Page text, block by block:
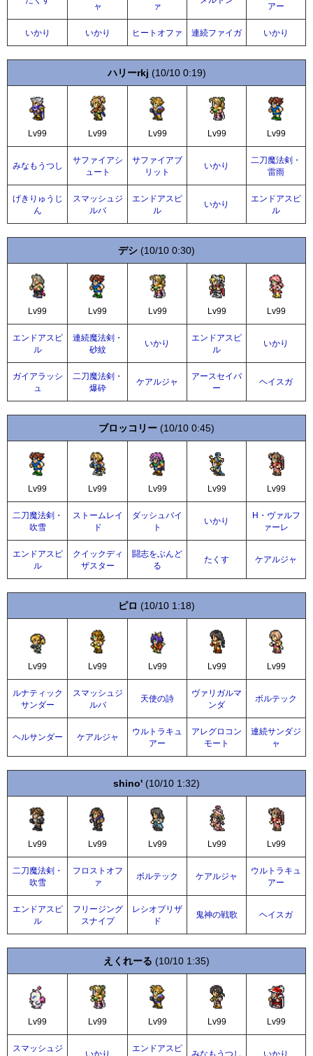
ャ
ァ
アー
いかり いかり ヒートオファ 連続ファイガ いかり
ハリーrkj (10/10 0:19)
Lv99 Lv99 Lv99 Lv99 Lv99
みなもうつし
サファイアシ
ュート
サファイアブ
リット
いかり
二刀魔法剣・
雷雨
げきりゅうじ
ん
スマッシュジ
ルバ
エンドアスピ
ル
いかり
エンドアスピ
ル
デシ (10/10 0:30)
Lv99 Lv99 Lv99 Lv99 Lv99
エンドアスピ
ル
連続魔法剣・
砂紋
いかり
エンドアスピ
ル
いかり
ガイアラッシ
ュ
二刀魔法剣・
爆砕
ケアルジャ
アースセイバ
ー
ヘイスガ
ブロッコリー (10/10 0:45)
Lv99 Lv99 Lv99 Lv99 Lv99
二刀魔法剣・
吹雪
ストームレイ
ド
ダッシュバイ
ト
いかり
H・ヴァルフ
ァーレ
エンドアスピ
ル
クイックディ
ザスター
闘志をぶんど
る
たくす ケアルジャ
ピロ (10/10 1:18)
Lv99 Lv99 Lv99 Lv99 Lv99
ルナティック
サンダー
スマッシュジ
ルバ
天使の詩
ヴァリガルマ
ンダ
ボルテック
ヘルサンダー ケアルジャ
ウルトラキュ
アー
アレグロコン
モート
連続サンダジ
ャ
shino' (10/10 1:32)
Lv99 Lv99 Lv99 Lv99 Lv99
二刀魔法剣・
吹雪
フロストオフ
ァ
ボルテック ケアルジャ
ウルトラキュ
アー
エンドアスピ
ル
フリージング
スナイプ
レシオブリザ
ド
鬼神の戦歌 ヘイスガ
えくれーる (10/10 1:35)
Lv99 Lv99 Lv99 Lv99 Lv99
スマッシュジ
いかり
エンドアスピ
みなもうつし いかり